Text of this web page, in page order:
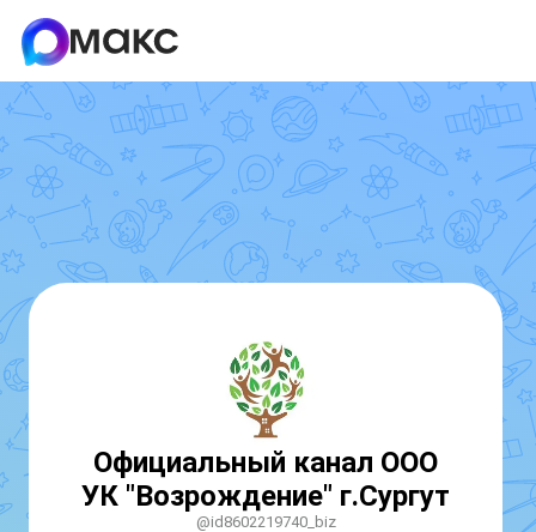
Официальный канал ООО
УК "Возрождение" г.Сургут
@id8602219740_biz